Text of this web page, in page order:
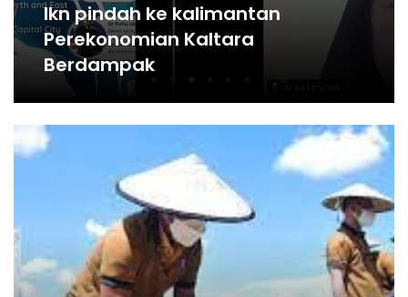
Ikn pindah ke kalimantan
Perekonomian Kaltara
Berdampak